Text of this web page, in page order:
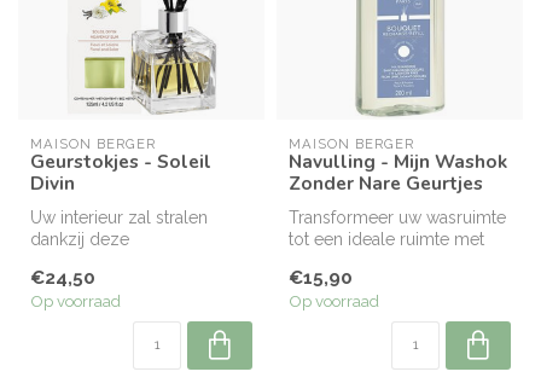
MAISON BERGER
Geurstokjes - Soleil
Divin
Uw interieur zal stralen
dankzij deze
met zijn fleurige,...
€24,50
Op voorraad
MAISON BERGER
Navulling - Mijn Washok
Zonder Nare Geurtjes
Transformeer uw wasruimte
tot een ideale ruimte met
geuraccent...
€15,90
Op voorraad